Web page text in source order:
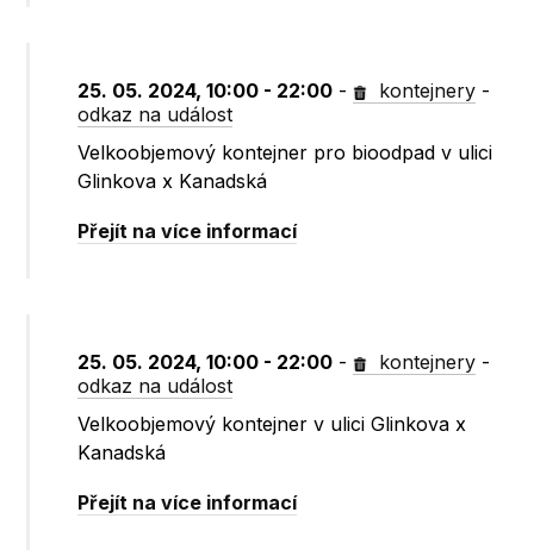
25. 05. 2024, 10:00 - 22:00 - kontejnery -
odkaz na událost
Velkoobjemový kontejner pro bioodpad v ulici
Glinkova x Kanadská
Přejít na více informací
25. 05. 2024, 10:00 - 22:00 - kontejnery -
odkaz na událost
Velkoobjemový kontejner v ulici Glinkova x
Kanadská
Přejít na více informací